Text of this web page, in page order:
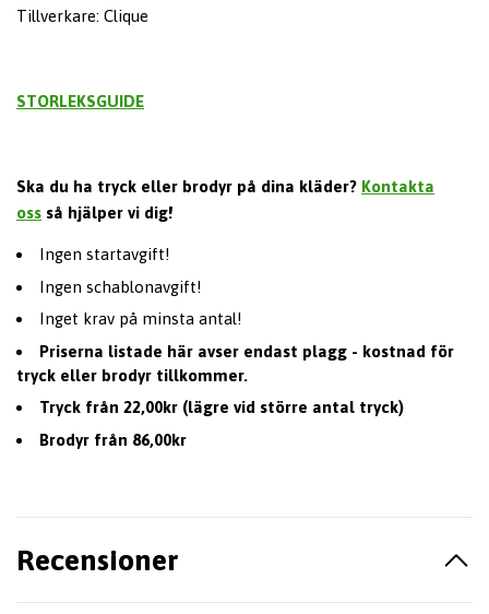
Tillverkare: Clique
STORLEKSGUIDE
Ska du ha tryck eller brodyr på dina kläder? Kontakta
oss så hjälper vi dig!
Ingen startavgift!
Ingen schablonavgift!
Inget krav på minsta antal!
Priserna listade här avser endast plagg - kostnad för
tryck eller brodyr tillkommer.
Tryck från 22,00kr (lägre vid större antal tryck)
Brodyr från 86,00kr
Recensioner